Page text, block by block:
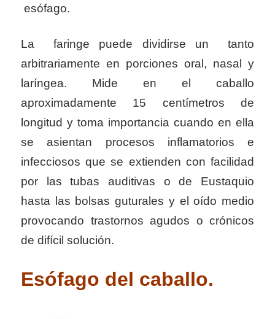
esófago.
La faringe puede dividirse un tanto
arbitrariamente en porciones oral, nasal y
laríngea. Mide en el caballo
aproximadamente 15 centímetros de
longitud y toma importancia cuando en ella
se asientan procesos inflamatorios e
infecciosos que se extienden con facilidad
por las tubas auditivas o de Eustaquio
hasta las bolsas guturales y el oído medio
provocando trastornos agudos o crónicos
de difícil solución.
Esófago del caballo.